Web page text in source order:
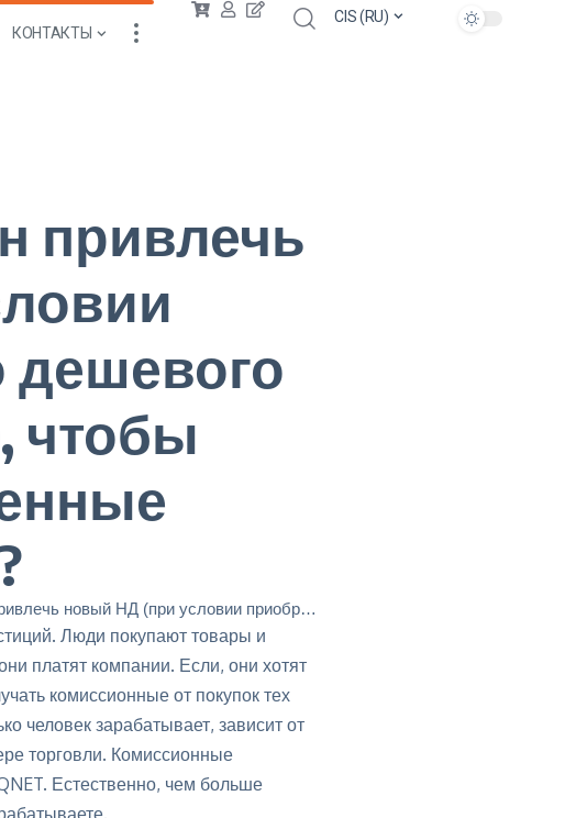
КОНТАКТЫ
CIS (RU)
привлечь
дешевого
чтобы
самого дешевого пакета продукции), чтобы возвратить вложенные инвестиции?
Люди покупают товары и
платят компании. Если, они хотят
комиссионные от покупок тех
человек зарабатывает, зависит от
торговли. Комиссионные
Естественно, чем больше